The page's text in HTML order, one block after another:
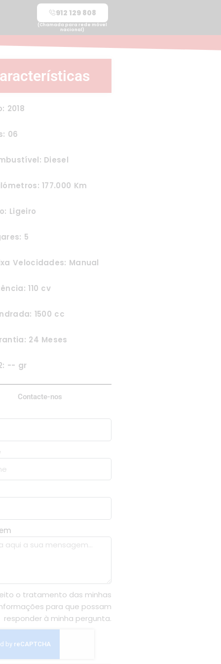
912 129 808
(Chamada para rede móvel
nacional)
2018
06
Diesel
177.000 Km
Ligeiro
5
Velocidades: Manual
110 cv
1500 cc
24 Meses
-- gr
Contacte-nos
o tratamento das minhas
para que possam
responder à minha pergunta.